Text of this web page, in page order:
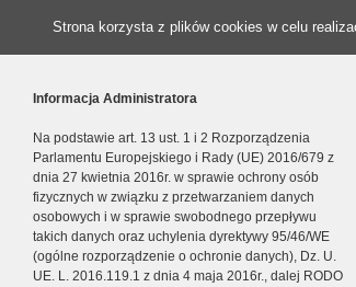
Strona korzysta z plików cookies w celu
Informacja Administratora
Na podstawie art. 13 ust. 1 i 2 Rozporządzenia
Parlamentu Europejskiego i Rady (UE) 2016/679 z
dnia 27 kwietnia 2016r. w sprawie ochrony osób
fizycznych w związku z przetwarzaniem danych
osobowych i w sprawie swobodnego przepływu
takich danych oraz uchylenia dyrektywy 95/46/WE
(ogólne rozporządzenie o ochronie danych), Dz. U.
UE. L. 2016.119.1 z dnia 4 maja 2016r., dalej RODO